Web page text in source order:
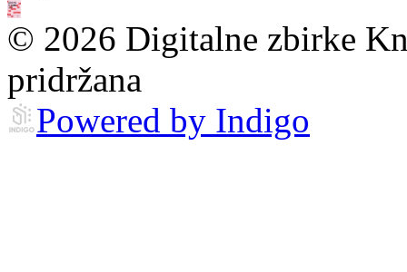
© 2026 Digitalne zbirke
pridržana
Powered by Indigo